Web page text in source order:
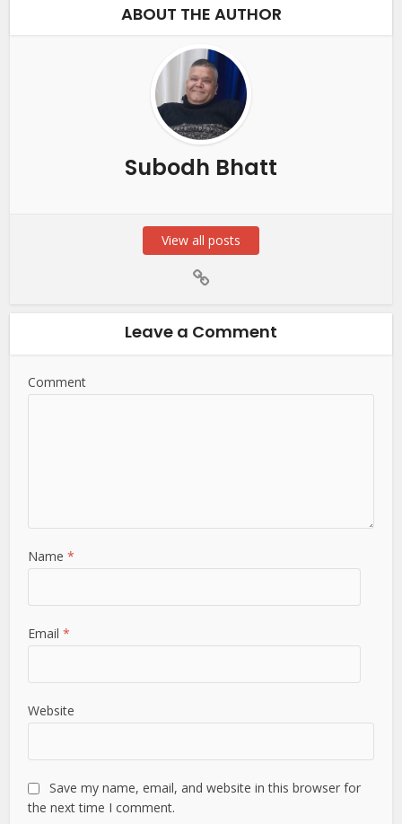
ABOUT THE AUTHOR
Subodh Bhatt
View all posts
Leave a Comment
Comment
Name*
Email*
Website
Save my name, email, and website in this browser for
the next time I comment.